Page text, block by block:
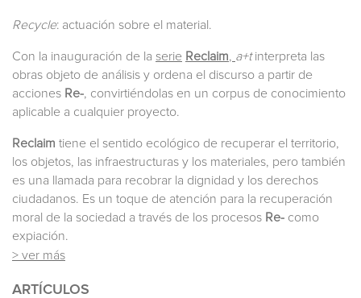
Recycle: actuación sobre el material.
Con la inauguración de la serie Reclaim, a+tinterpreta las
obras objeto de análisis y ordena el discurso a partir de
acciones Re-, convirtiéndolas en un corpus de conocimiento
aplicable a cualquier proyecto.
Reclaim tiene el sentido ecológico de recuperar el territorio,
los objetos, las infraestructuras y los materiales, pero también
es una llamada para recobrar la dignidad y los derechos
ciudadanos. Es un toque de atención para la recuperación
moral de la sociedad a través de los procesos Re- como
expiación.
> ver más
ARTÍCULOS